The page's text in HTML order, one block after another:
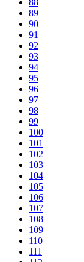
89
90
91
92
93
94
95
96
97
98
99
100
101
102
103
104
105
106
107
108
109
110
111